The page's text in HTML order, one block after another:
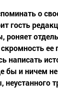
о
гость
роняет
ее
написать
бы и ничем